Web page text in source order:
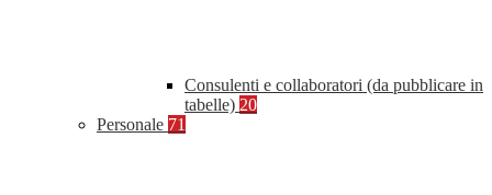
Consulenti e collaboratori (da pubblicare in
tabelle) 20
Personale 71